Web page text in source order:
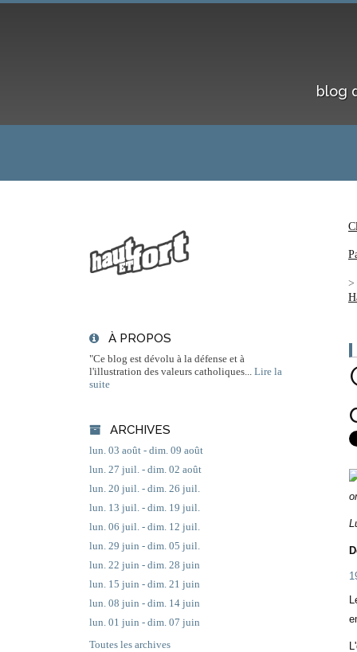
blog
À PROPOS
"Ce blog est dévolu à la défense et à
l'illustration des valeurs catholiques...
Lire la
suite
ARCHIVES
lun. 03 août - dim. 09 août
lun. 27 juil. - dim. 02 août
lun. 20 juil. - dim. 26 juil.
lun. 13 juil. - dim. 19 juil.
lun. 06 juil. - dim. 12 juil.
lun. 29 juin - dim. 05 juil.
lun. 22 juin - dim. 28 juin
lun. 15 juin - dim. 21 juin
lun. 08 juin - dim. 14 juin
lun. 01 juin - dim. 07 juin
Toutes les archives